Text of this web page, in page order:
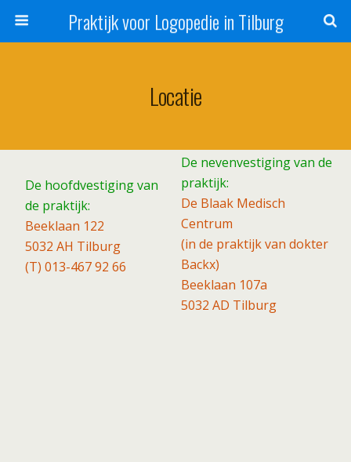
Praktijk voor Logopedie in Tilburg
Locatie
De hoofdvestiging van
de praktijk:
Beeklaan 122
5032 AH Tilburg
(T) 013-467 92 66
De nevenvestiging van de
praktijk:
De Blaak Medisch
Centrum
(in de praktijk van dokter
Backx)
Beeklaan 107a
5032 AD Tilburg